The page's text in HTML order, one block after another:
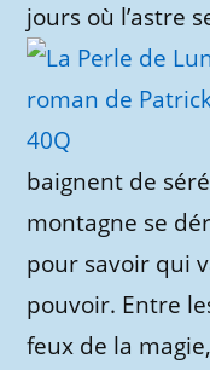
jours où l’astre
baignent de
montagne se
pour savoir qui
pouvoir. Entre
feux de la